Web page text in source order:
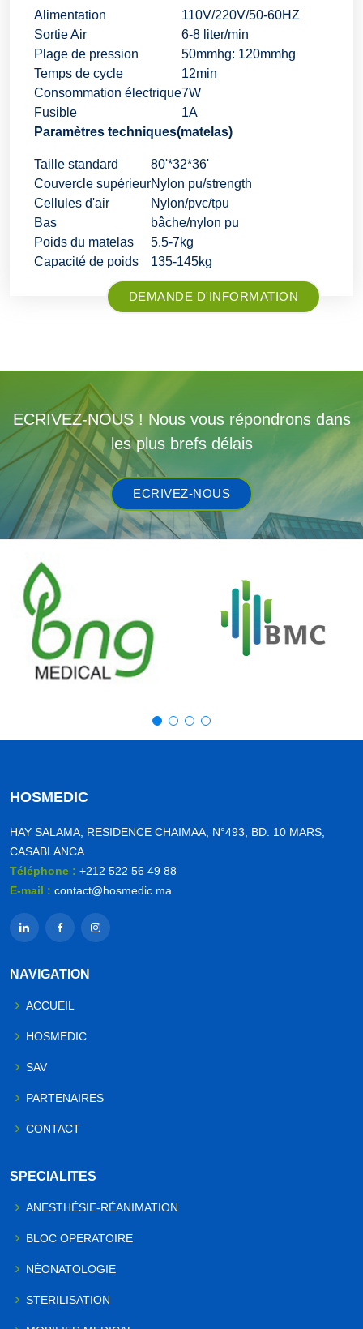
Alimentation
110V/220V/50-60HZ
Sortie Air
6-8 liter/min
Plage de pression
50mmhg: 120mmhg
Temps de cycle
12min
Consommation électrique7W
Fusible
1A
Paramètres techniques(matelas)
Taille standard
80'*32*36'
Couvercle supérieurNylon pu/strength
Cellules d'air
Nylon/pvc/tpu
Bas
bâche/nylon pu
Poids du matelas
5.5-7kg
Capacité de poids
135-145kg
DEMANDE D'INFORMATION
ECRIVEZ-NOUS ! Nous vous répondrons dans
les plus brefs délais
ECRIVEZ-NOUS
HOSMEDIC
HAY SALAMA, RESIDENCE CHAIMAA, N°493, BD. 10 MARS,
CASABLANCA
Téléphone : +212 522 56 49 88
E-mail : contact@hosmedic.ma
NAVIGATION
ACCUEIL
HOSMEDIC
SAV
PARTENAIRES
CONTACT
SPECIALITES
ANESTHÉSIE-RÉANIMATION
BLOC OPERATOIRE
NÉONATOLOGIE
STERILISATION